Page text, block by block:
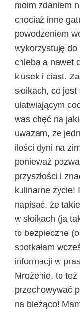
moim zdaniem
chociaż inne
powodzeniem
wykorzystuję do
chleba a nawet
klusek i ciast.
słoikach, co
ułatwiającym
was chęć na
uważam, że
ilości dyni na
ponieważ
przyszłości i
kulinarne życie!
napisać, że
w słoikach (ja
to bezpieczne
spotkałam
informacji w
Mrożenie, to
przechowywać
na bieżąco!